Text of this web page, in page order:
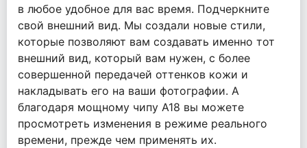
в любое удобное для вас время. Подчеркните
свой внешний вид. Мы создали новые стили,
которые позволяют вам создавать именно тот
внешний вид, который вам нужен, с более
совершенной передачей оттенков кожи и
накладывать его на ваши фотографии. А
благодаря мощному чипу A18 вы можете
просмотреть изменения в режиме реального
времени, прежде чем применять их.